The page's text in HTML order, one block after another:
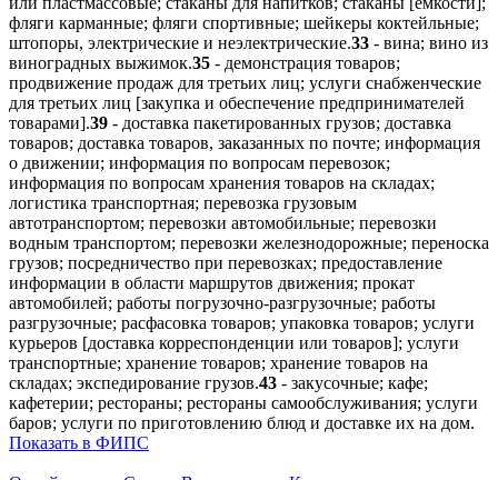
фляги карманные; фляги спортивные; шейкеры коктейльные;
штопоры, электрические и неэлектрические.33 - вина; вино из
виноградных выжимок.35 - демонстрация товаров;
продвижение продаж для третьих лиц; услуги снабженческие
для третьих лиц [закупка и обеспечение предпринимателей
товарами].39 - доставка пакетированных грузов; доставка
товаров; доставка товаров, заказанных по почте; информация
о движении; информация по вопросам перевозок;
информация по вопросам хранения товаров на складах;
логистика транспортная; перевозка грузовым
автотранспортом; перевозки автомобильные; перевозки
водным транспортом; перевозки железнодорожные; переноска
грузов; посредничество при перевозках; предоставление
информации в области маршрутов движения; прокат
автомобилей; работы погрузочно-разгрузочные; работы
разгрузочные; расфасовка товаров; упаковка товаров; услуги
курьеров [доставка корреспонденции или товаров]; услуги
транспортные; хранение товаров; хранение товаров на
складах; экспедирование грузов.43 - закусочные; кафе;
кафетерии; рестораны; рестораны самообслуживания; услуги
баров; услуги по приготовлению блюд и доставке их на дом.
Показать в ФИПС